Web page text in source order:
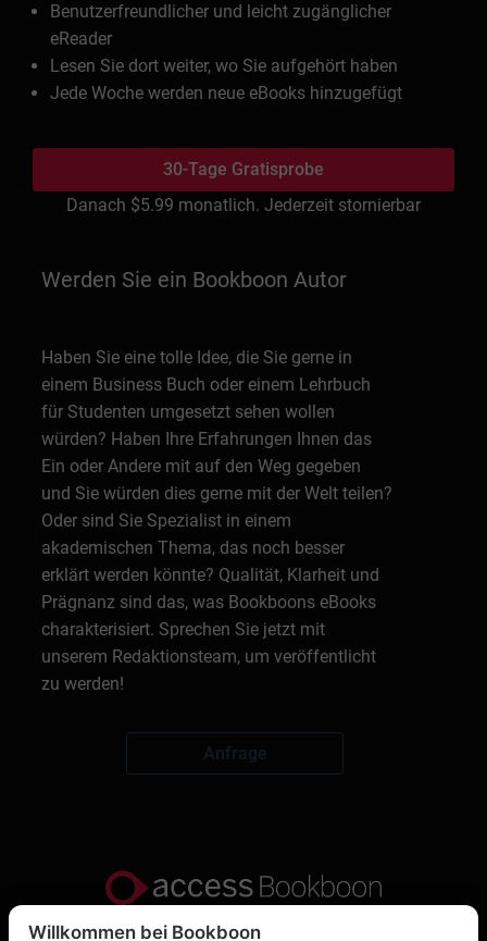
Benutzerfreundlicher und leicht zugänglicher
eReader
Lesen Sie dort weiter, wo Sie aufgehört haben
Jede Woche werden neue eBooks hinzugefügt
30-Tage Gratisprobe
Danach $5.99 monatlich. Jederzeit stornierbar
Werden Sie ein Bookboon Autor
Haben Sie eine tolle Idee, die Sie gerne in
einem Business Buch oder einem Lehrbuch
für Studenten umgesetzt sehen wollen
würden? Haben Ihre Erfahrungen Ihnen das
Ein oder Andere mit auf den Weg gegeben
und Sie würden dies gerne mit der Welt teilen?
Oder sind Sie Spezialist in einem
akademischen Thema, das noch besser
erklärt werden könnte? Qualität, Klarheit und
Prägnanz sind das, was Bookboons eBooks
charakterisiert. Sprechen Sie jetzt mit
unserem Redaktionsteam, um veröffentlicht
zu werden!
Anfrage
Willkommen bei Bookboon